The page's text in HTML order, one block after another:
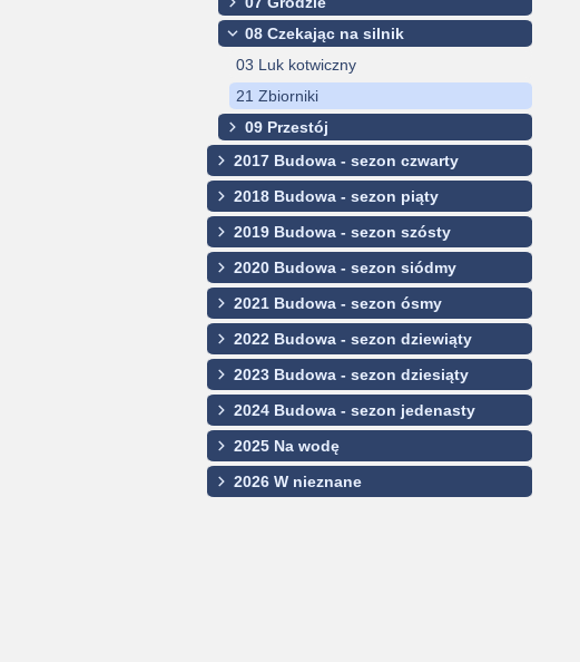
08 Czekając na silnik
03 Luk kotwiczny
21 Zbiorniki
09 Przestój
2017 Budowa - sezon czwarty
2018 Budowa - sezon piąty
2019 Budowa - sezon szósty
2020 Budowa - sezon siódmy
2021 Budowa - sezon ósmy
2022 Budowa - sezon dziewiąty
2023 Budowa - sezon dziesiąty
2024 Budowa - sezon jedenasty
2025 Na wodę
2026 W nieznane